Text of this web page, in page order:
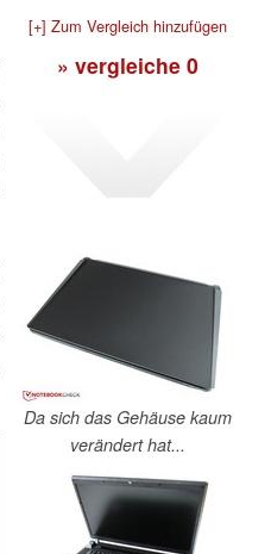
[+] Zum Vergleich hinzufügen
» vergleiche 0
Da sich das Gehäuse kaum
verändert hat...